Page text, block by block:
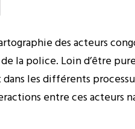
des acteurs
la police. Loin d’être
les différents
entre ces acteurs